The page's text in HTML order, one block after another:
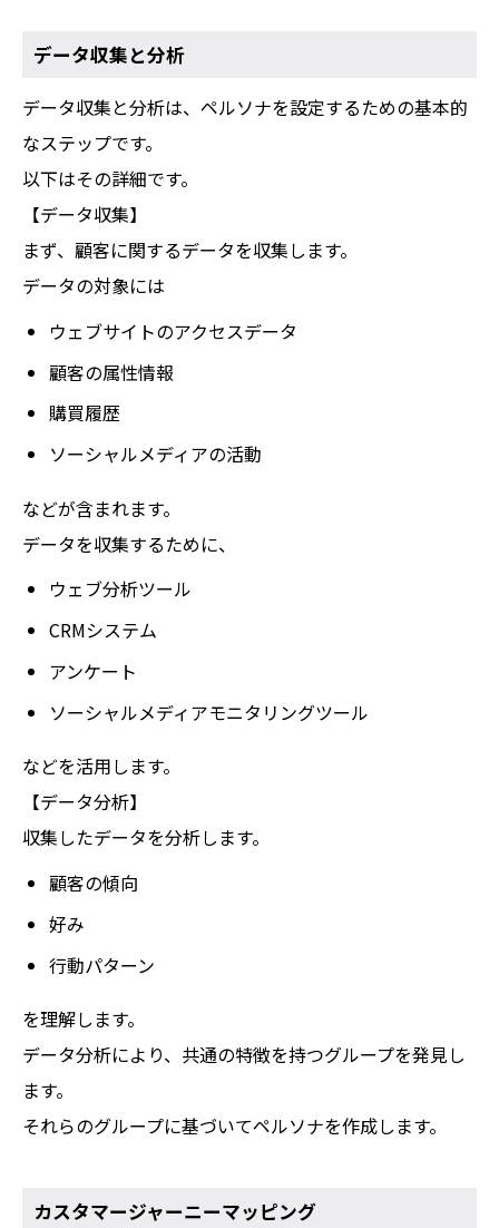
データ収集と分析
データ収集と分析は、ペルソナを設定するための基本的
なステップです。
以下はその詳細です。
【データ収集】
まず、顧客に関するデータを収集します。
データの対象には
ウェブサイトのアクセスデータ
顧客の属性情報
購買履歴
ソーシャルメディアの活動
などが含まれます。
データを収集するために、
ウェブ分析ツール
CRMシステム
アンケート
ソーシャルメディアモニタリングツール
などを活用します。
【データ分析】
収集したデータを分析します。
顧客の傾向
好み
行動パターン
を理解します。
データ分析により、共通の特徴を持つグループを発見し
ます。
それらのグループに基づいてペルソナを作成します。
カスタマージャーニーマッピング